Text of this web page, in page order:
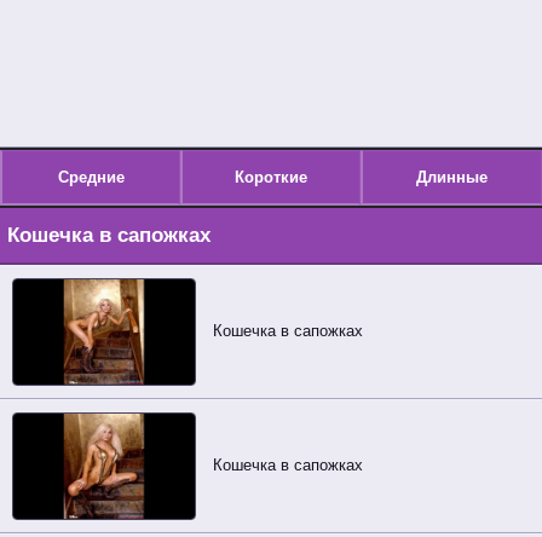
Средние Короткие Длинные
Кошечка в сапожках
Кошечка в сапожках
Кошечка в сапожках